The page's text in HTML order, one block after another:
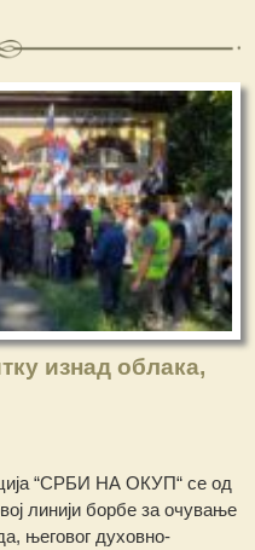
изнад облака,
“СРБИ НА ОКУП“ се од
линији борбе за очување
његовог духовно-